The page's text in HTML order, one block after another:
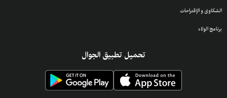
الشكاوى و الإقتراحات
برنامج الولاء
تحميل تطبيق الجوال